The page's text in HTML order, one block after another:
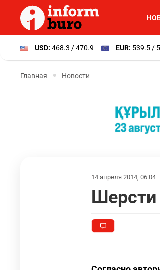
USD: 468.3 / 470.9 EUR: 539.5 /
Главная Новости
14 апреля 2014, 06:04
Шерсти